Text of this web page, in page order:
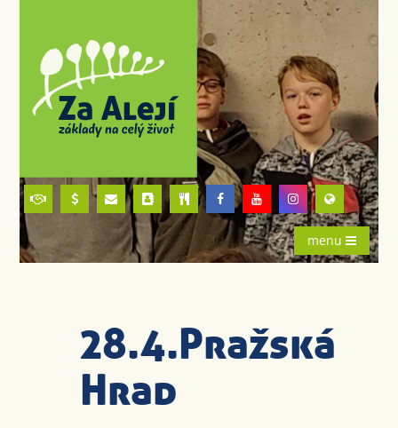
menu
28.4.Pražská
Hrad